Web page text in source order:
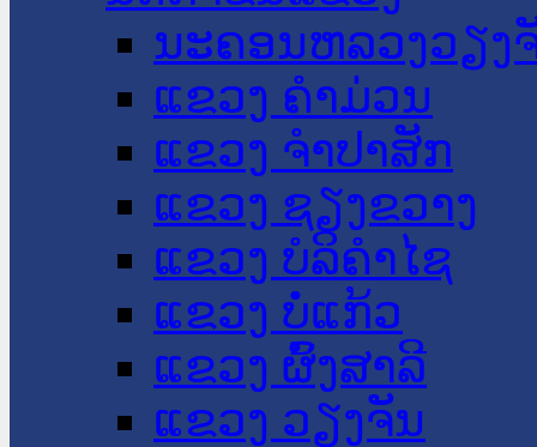
ນະ​ຄອນ​ຫລວງວຽງ
ແຂວງ ຄໍາມ່ວນ
ແຂວງ ຈໍາປາສັກ
ແຂວງ ຊຽງຂວາງ
ແຂວງ ບໍລິຄໍາໄຊ
ແຂວງ ບໍ່ແກ້ວ
ແຂວງ ຜົ້ງສາລີ
ແຂວງ ວຽງຈັນ